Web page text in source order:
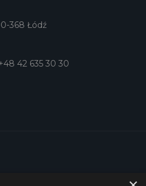
368 Łódź
42 635 30 30